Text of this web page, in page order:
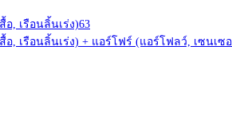
อ, เรือนลิ้นเร่ง)63
อ, เรือนลิ้นเร่ง) + แอร์โฟร์ (แอร์โฟลว์, เซนเซ